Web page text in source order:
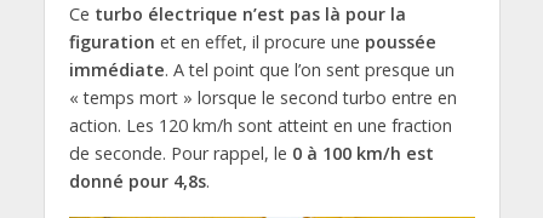
Ce turbo électrique n’est pas là pour la
figuration et en effet, il procure une poussée
immédiate. A tel point que l’on sent presque un
« temps mort » lorsque le second turbo entre en
action. Les 120 km/h sont atteint en une fraction
de seconde. Pour rappel, le 0 à 100 km/h est
donné pour 4,8s.